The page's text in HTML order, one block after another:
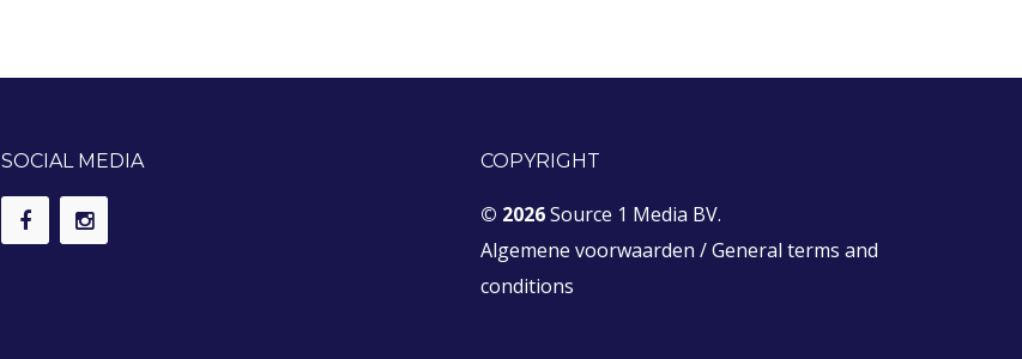
SOCIAL MEDIA COPYRIGHT
© 2026Source 1 Media BV.
Algemene voorwaarden /General terms and
conditions